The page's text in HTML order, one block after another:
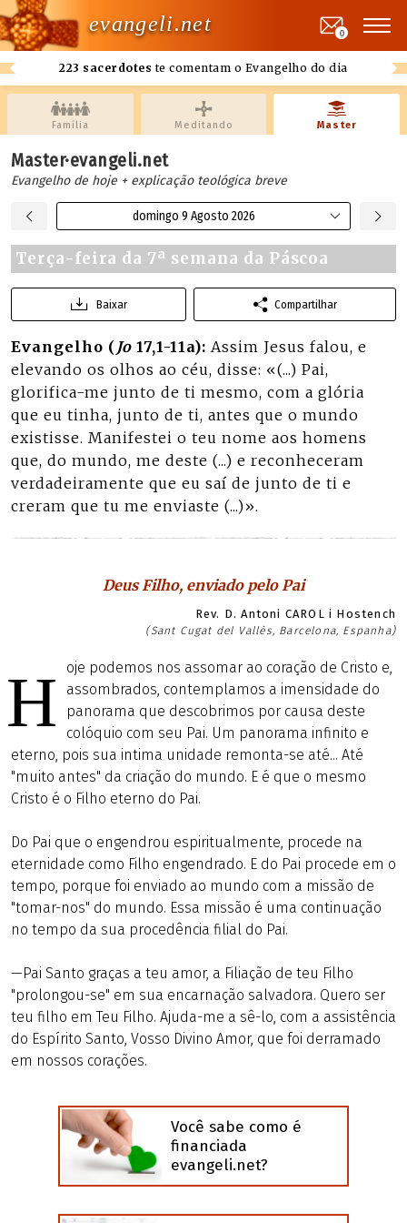
evangeli.net
223 sacerdotes te comentam o Evangelho do dia
0
Família Meditando Master
Master·evangeli.net
Evangelho de hoje + explicação teológica breve
domingo 9 Agosto 2026
Terça-feira da 7ª semana da Páscoa
Baixar Compartilhar
Evangelho ( Jo 17,1-11a): Assim Jesus falou, e
elevando os olhos ao céu, disse: «(...) Pai,
glorifica-me junto de ti mesmo, com a glória
que eu tinha, junto de ti, antes que o mundo
existisse. Manifestei o teu nome aos homens
que, do mundo, me deste (...) e reconheceram
verdadeiramente que eu saí de junto de ti e
creram que tu me enviaste (...)».
Deus Filho, enviado pelo Pai
Rev. D. Antoni CAROL i Hostench
(Sant Cugat del Vallès, Barcelona, Espanha)
H
oje podemos nos assomar ao coração de Cristo e,
assombrados, contemplamos a imensidade do
panorama que descobrimos por causa deste
colóquio com seu Pai. Um panorama infinito e
eterno, pois sua intima unidade remonta-se até... Até
"muito antes" da criação do mundo. E é que o mesmo
Cristo é o Filho eterno do Pai.
Do Pai que o engendrou espiritualmente, procede na
eternidade como Filho engendrado. E do Pai procede em o
tempo, porque foi enviado ao mundo com a missão de
"tomar-nos" do mundo. Essa missão é uma continuação
no tempo da sua procedência filial do Pai.
—Pai Santo graças a teu amor, a Filiação de teu Filho
"prolongou-se" em sua encarnação salvadora. Quero ser
teu filho em Teu Filho. Ajuda-me a sê-lo, com a assistência
do Espírito Santo, Vosso Divino Amor, que foi derramado
em nossos corações.
Você sabe como é
financiada
evangeli.net?